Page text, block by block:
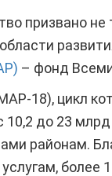
призвано не
– фонд
18), цикл
10,2 до 23
районам.
более